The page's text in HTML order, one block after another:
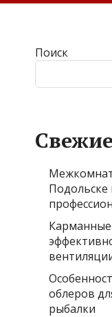
Поиск
Подольске
облеров
рыбалки